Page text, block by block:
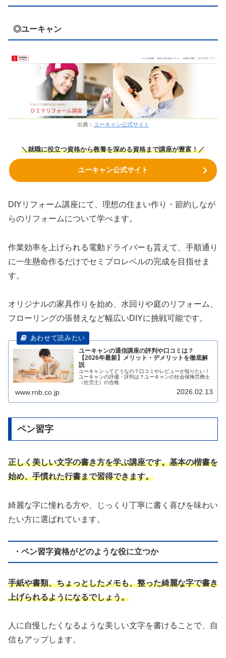
◎ユーキャン
出典： ユーキャン公式サイト
＼就職に役立つ資格から教養を深める資格まで講座が豊富！／
ユーキャン公式サイト
DIYリフォーム講座にて、理想の住まい作り・節約しなが
らのリフォームについて学べます。
作業効率を上げられる電動ドライバーも貰えて、手順通り
に一生懸命作るだけでセミプロレベルの完成を目指せま
す。
オリジナルの家具作りを始め、水回りや庭のリフォーム、
フローリングの張替えなど幅広いDIYに挑戦可能です。
ユーキャンの通信講座の評判や口コミは？
【2026年最新】メリット・デメリットを徹底解
説
ユーキャンってどうなの？口コミやレビューが知りたい！
ユーキャンの評価・評判は？ユーキャンの社会保険労務士
（社労士）の合格
www.rnb.co.jp 2026.02.13
ペン習字
正しく美しい文字の書き方を学ぶ講座です。基本の楷書を
始め、手慣れた行書まで習得できます。
綺麗な字に憧れる方や、じっくり丁寧に書く喜びを味わい
たい方に選ばれています。
・ペン習字資格がどのような役に立つか
手紙や書類、ちょっとしたメモも、整った綺麗な字で書き
上げられるようになるでしょう。
人に自慢したくなるような美しい文字を書けることで、自
信もアップします。